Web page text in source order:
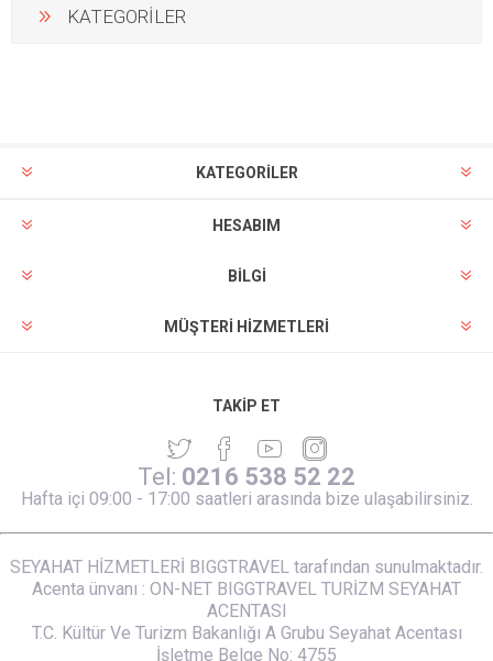
KATEGORİLER
KATEGORİLER
HESABIM
BILGI
MÜŞTERI HIZMETLERI
TAKIP ET
Tel: 0216 538 52 22
Hafta içi 09:00 - 17:00 saatleri arasında bize ulaşabilirsiniz.
SEYAHAT HİZMETLERİ BIGGTRAVEL tarafından sunulmaktadır.
Acenta ünvanı : ON-NET BIGGTRAVEL TURİZM SEYAHAT
ACENTASI
T.C. Kültür Ve Turizm Bakanlığı A Grubu Seyahat Acentası
İşletme Belge No: 4755